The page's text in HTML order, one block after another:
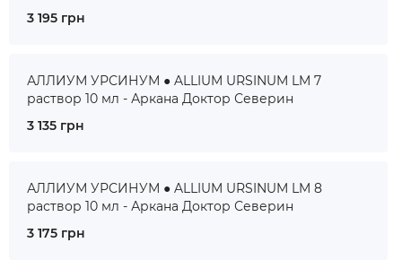
3 195 грн
АЛЛИУМ УРСИНУМ ● ALLIUM URSINUM LM 7
раствор 10 мл - Аркана Доктор Северин
3 135 грн
АЛЛИУМ УРСИНУМ ● ALLIUM URSINUM LM 8
раствор 10 мл - Аркана Доктор Северин
3 175 грн